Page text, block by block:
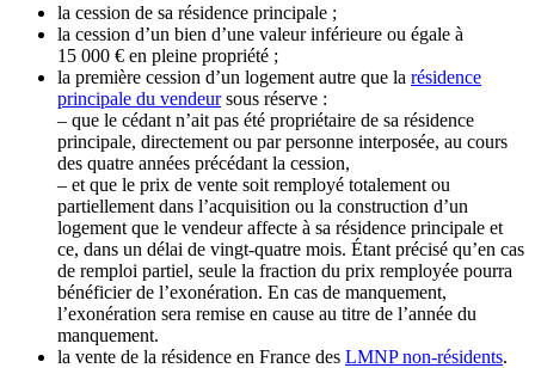
la cession de sa résidence principale ;
la cession d’un bien d’une valeur inférieure ou égale à
15 000 € en pleine propriété ;
la première cession d’un logement autre que la résidence
principale du vendeursous réserve :
– que le cédant n’ait pas été propriétaire de sa résidence
principale, directement ou par personne interposée, au cours
des quatre années précédant la cession,
– et que le prix de vente soit remployé totalement ou
partiellement dans l’acquisition ou la construction d’un
logement que le vendeur affecte à sa résidence principale et
ce, dans un délai de vingt-quatre mois. Étant précisé qu’en cas
de remploi partiel, seule la fraction du prix remployée pourra
bénéficier de l’exonération. En cas de manquement,
l’exonération sera remise en cause au titre de l’année du
manquement.
la vente de la résidence en France des LMNP non-résidents.